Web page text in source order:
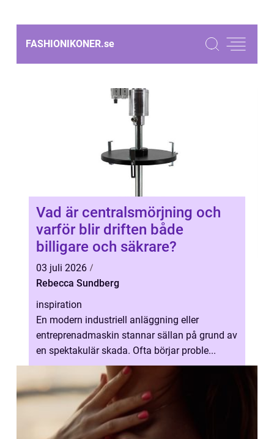
FASHIONIKONER.se
Vad är centralsmörjning och
varför blir driften både
billigare och säkrare?
03 juli 2026
Rebecca Sundberg
inspiration
En modern industriell anläggning eller
entreprenadmaskin stannar sällan på grund av
en spektakulär skada. Ofta börjar proble...